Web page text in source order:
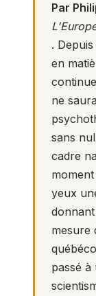
Par
.
en
ne
sans
cadre
yeux
mesure
passé